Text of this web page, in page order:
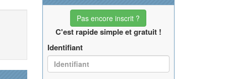
Pas encore inscrit ?
C'est rapide simple et gratuit !
Identifiant